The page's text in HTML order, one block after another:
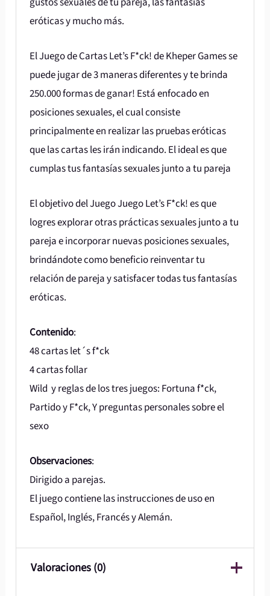
eróticas y mucho más.
El Juego de Cartas Let’s F*ck! de Kheper Games se
puede jugar de 3 maneras diferentes y te brinda
250.000 formas de ganar! Está enfocado en
posiciones sexuales, el cual consiste
principalmente en realizar las pruebas eróticas
que las cartas les irán indicando. El ideal es que
cumplas tus fantasías sexuales junto a tu pareja
El objetivo del Juego Juego Let’s F*ck! es que
logres explorar otras prácticas sexuales junto a tu
pareja e incorporar nuevas posiciones sexuales,
brindándote como beneficio reinventar tu
relación de pareja y satisfacer todas tus fantasías
eróticas.
Contenido:
48 cartas let´s f*ck
4 cartas follar
Wild y reglas de los tres juegos: Fortuna f*ck,
Partido y F*ck, Y preguntas personales sobre el
sexo
Observaciones:
Dirigido a parejas.
El juego contiene las instrucciones de uso en
Español, Inglés, Francés y Alemán.
Valoraciones (0)